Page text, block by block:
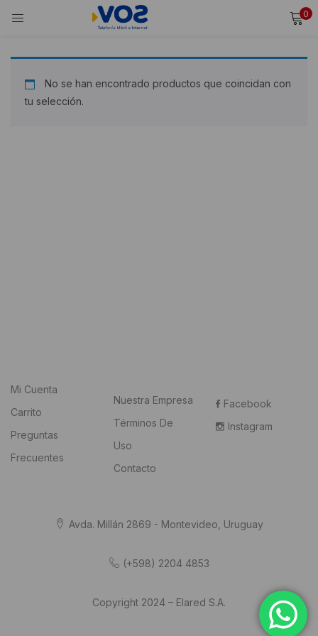
0
INICIAR SESIÓN
No se han encontrado productos que coincidan con
tu selección.
Mi Cuenta
Carrito
Preguntas
Frecuentes
Nuestra Empresa
Términos De
Uso
Contacto
Facebook
Instagram
Avda. Millán 2869 - Montevideo, Uruguay
(+598) 2204 4853
Copyright 2024 – Elared S.A.